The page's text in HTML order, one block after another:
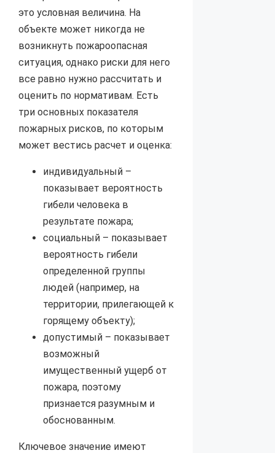
это условная величина. На
объекте может никогда не
возникнуть пожароопасная
ситуация, однако риски для него
все равно нужно рассчитать и
оценить по нормативам. Есть
три основных показателя
пожарных рисков, по которым
может вестись расчет и оценка:
индивидуальный –
показывает вероятность
гибели человека в
результате пожара;
социальный – показывает
вероятность гибели
определенной группы
людей (например, на
территории, прилегающей к
горящему объекту);
допустимый – показывает
возможный
имущественный ущерб от
пожара, поэтому
признается разумным и
обоснованным.
Ключевое значение имеют